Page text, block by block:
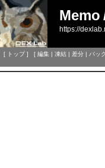
Memo
https://
[ トップ] [ 編集 | 凍結 | 差分 | バッ